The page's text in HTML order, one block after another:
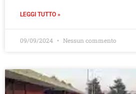
LEGGI TUTTO »
09/09/2024 Nessun commento